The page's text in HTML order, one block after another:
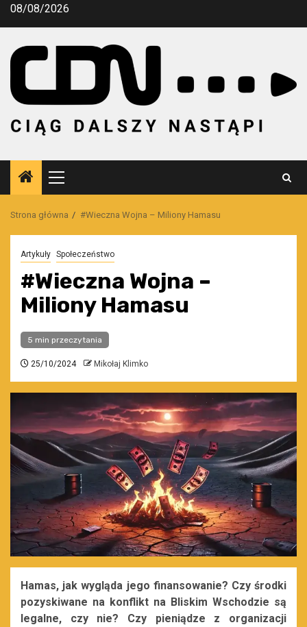
Przejdź
08/08/2026
Menu
główne
Strona główna #Wieczna Wojna – Miliony Hamasu
Artykuły Społeczeństwo
#Wieczna Wojna –
Miliony Hamasu
5 min przeczytania
25/10/2024 Mikołaj Klimko
Hamas, jak wygląda jego finansowanie? Czy środki
pozyskiwane na konflikt na Bliskim Wschodzie są
legalne, czy nie? Czy pieniądze z organizacji